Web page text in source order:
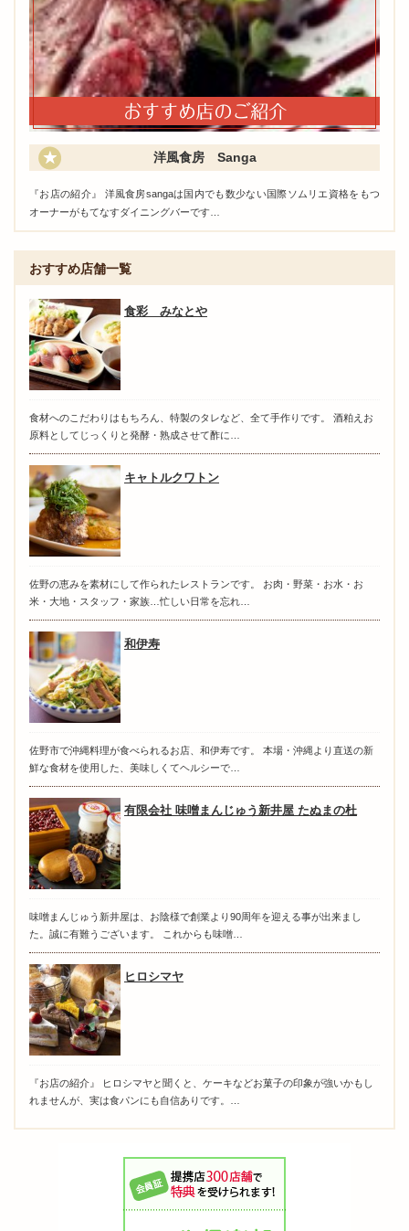
洋風食房 Sanga
『お店の紹介』 洋風食房sangaは国内でも数少ない国際ソムリエ資格をもつ
オーナーがもてなすダイニングバーです…
おすすめ店舗一覧
食彩 みなとや
食材へのこだわりはもちろん、特製のタレなど、全て手作りです。 酒粕えお
原料としてじっくりと発酵・熟成させて酢に…
キャトルクワトン
佐野の恵みを素材にして作られたレストランです。 お肉・野菜・お水・お
米・大地・スタッフ・家族…忙しい日常を忘れ…
和伊寿
佐野市で沖縄料理が食べられるお店、和伊寿です。 本場・沖縄より直送の新
鮮な食材を使用した、美味しくてヘルシーで…
有限会社 味噌まんじゅう新井屋 たぬまの杜
味噌まんじゅう新井屋は、お陰様で創業より90周年を迎える事が出来まし
た。誠に有難うございます。 これからも味噌…
ヒロシマヤ
『お店の紹介』 ヒロシマヤと聞くと、ケーキなどお菓子の印象が強いかもし
れませんが、実は食パンにも自信ありです。…